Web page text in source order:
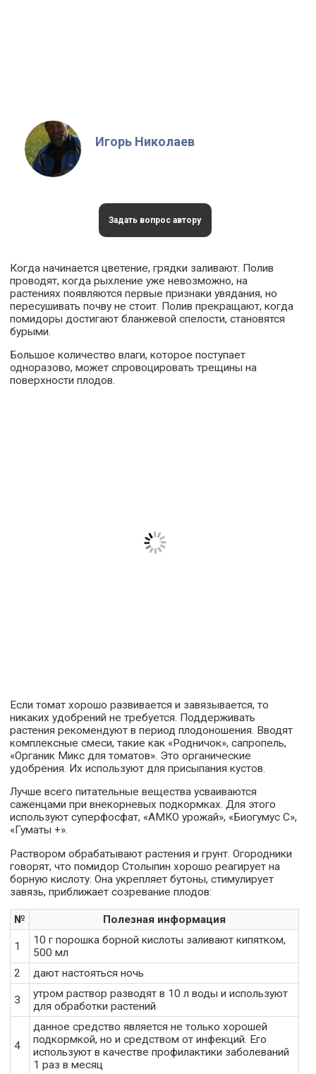
Игорь Николаев
Задать вопрос автору
Когда начинается цветение, грядки заливают. Полив
проводят, когда рыхление уже невозможно, на
растениях появляются первые признаки увядания, но
пересушивать почву не стоит. Полив прекращают, когда
помидоры достигают бланжевой спелости, становятся
бурыми.
Большое количество влаги, которое поступает
одноразово, может спровоцировать трещины на
поверхности плодов.
Если томат хорошо развивается и завязывается, то
никаких удобрений не требуется. Поддерживать
растения рекомендуют в период плодоношения. Вводят
комплексные смеси, такие как «Родничок», сапропель,
«Органик Микс для томатов». Это органические
удобрения. Их используют для присыпания кустов.
Лучше всего питательные вещества усваиваются
саженцами при внекорневых подкормках. Для этого
используют суперфосфат, «АМКО урожай», «Биогумус С»,
«Гуматы +».
Раствором обрабатывают растения и грунт. Огородники
говорят, что помидор Столыпин хорошо реагирует на
борную кислоту. Она укрепляет бутоны, стимулирует
завязь, приближает созревание плодов:
№ Полезная информация
1
10 г порошка борной кислоты заливают кипятком,
500 мл
2
дают настояться ночь
3
утром раствор разводят в 10 л воды и используют
для обработки растений
4
данное средство является не только хорошей
подкормкой, но и средством от инфекций. Его
используют в качестве профилактики заболеваний
1 раз в месяц